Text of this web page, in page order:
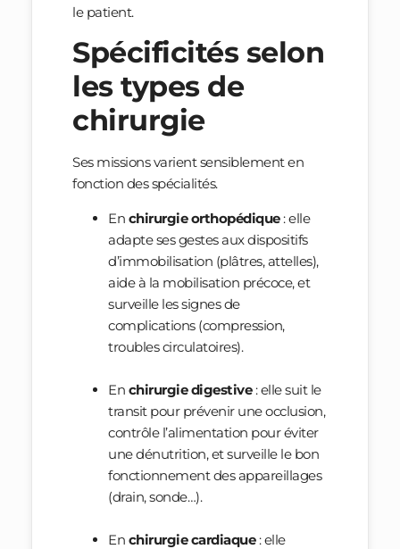
le patient.
Spécificités selon
les types de
chirurgie
Ses missions varient sensiblement en
fonction des spécialités.
En chirurgie orthopédique: elle
adapte ses gestes aux dispositifs
d’immobilisation (plâtres, attelles),
aide à la mobilisation précoce, et
surveille les signes de
complications (compression,
troubles circulatoires).
En chirurgie digestive: elle suit le
transit pour prévenir une occlusion,
contrôle l’alimentation pour éviter
une dénutrition, et surveille le bon
fonctionnement des appareillages
(drain, sonde…).
En chirurgie cardiaque: elle